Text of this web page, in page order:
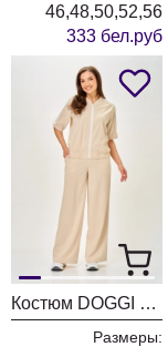
46,48,50,52,56
333 бел.руб
Костюм DOGGI 26256 бежевый
Размеры: